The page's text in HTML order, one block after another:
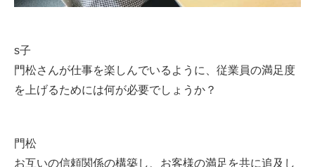
s子
門松さんが仕事を楽しんでいるように、従業員の満足度
を上げるためには何が必要でしょうか？
門松
お互いの信頼関係の構築し、お客様の満足を共に追及し